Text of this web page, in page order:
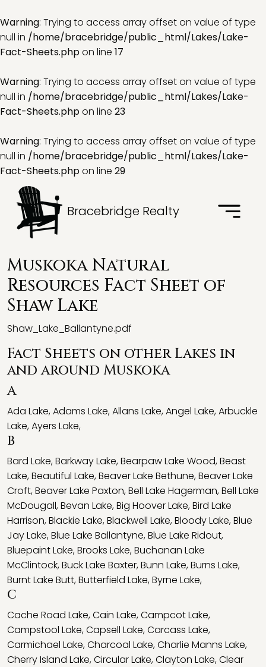
Warning: Trying to access array offset on value of type
null in /home/bracebridge/public_html/Lakes/Lake-
Fact-Sheets.phpon line 17
Warning: Trying to access array offset on value of type
null in /home/bracebridge/public_html/Lakes/Lake-
Fact-Sheets.phpon line 23
Warning: Trying to access array offset on value of type
null in /home/bracebridge/public_html/Lakes/Lake-
Fact-Sheets.phpon line 29
Bracebridge Realty
Muskoka Natural
Resources Fact Sheet of
Shaw Lake
Shaw_Lake_Ballantyne.pdf
Fact Sheets on other Lakes in
and around Muskoka
A
Ada Lake,Adams Lake,Allans Lake,Angel Lake,Arbuckle
Lake,Ayers Lake,
B
Bard Lake,Barkway Lake,Bearpaw Lake Wood,Beast
Lake,Beautiful Lake,Beaver Lake Bethune,Beaver Lake
Croft,Beaver Lake Paxton,Bell Lake Hagerman,Bell Lake
McDougall,Bevan Lake,Big Hoover Lake,Bird Lake
Harrison,Blackie Lake,Blackwell Lake,Bloody Lake,Blue
Jay Lake,Blue Lake Ballantyne,Blue Lake Ridout,
Bluepaint Lake,Brooks Lake,Buchanan Lake
McClintock,Buck Lake Baxter,Bunn Lake,Burns Lake,
Burnt Lake Butt,Butterfield Lake,Byrne Lake,
C
Cache Road Lake,Cain Lake,Campcot Lake,
Campstool Lake,Capsell Lake,Carcass Lake,
Carmichael Lake,Charcoal Lake,Charlie Manns Lake,
Cherry Island Lake,Circular Lake,Clayton Lake,Clear